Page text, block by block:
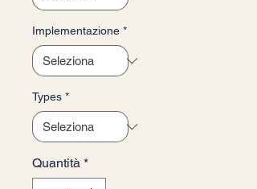
Implementazione *
Types *
Quantità *